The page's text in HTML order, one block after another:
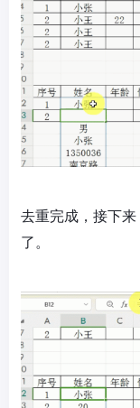
去重完成，接下
了。